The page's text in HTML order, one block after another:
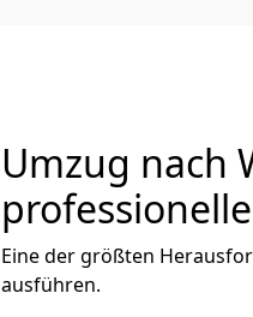
Umzug nach
Eine der größten
ausführen.